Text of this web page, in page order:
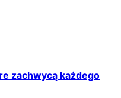
zachwycą każdego